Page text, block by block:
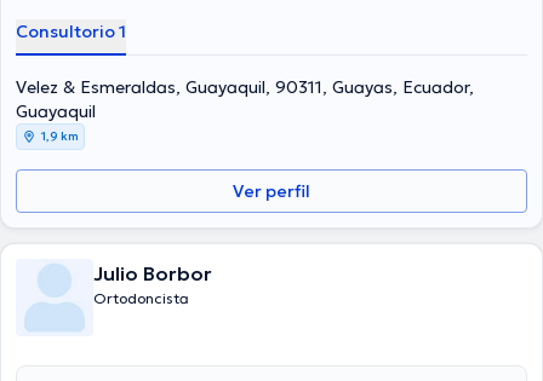
miembro de diversas asociaciones médicas. Patricia Garcia ha
intervenido en innumerables conferencias con el ideal de tener una
formación continua en su ámbito de especialización y ha
compartido diversos comunicados.
Consultorio 1
Velez & Esmeraldas, Guayaquil, 90311, Guayas, Ecuador,
Guayaquil
1,9 km
Ver perfil
Julio Borbor
Ortodoncista